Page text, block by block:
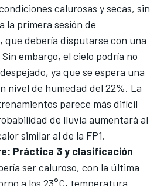
calurosas y secas, sin
la primera sesión de
debería disputarse con una
embargo, el cielo podría no
ya que se espera una
nivel de humedad del 22%. La
parece más difícil
de lluvia aumentará al
similar al de la FP1.
Práctica 3 y clasificación
ser caluroso, con la última
a los 23°C, temperatura